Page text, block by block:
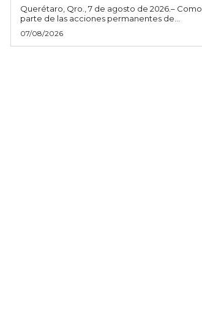
Querétaro, Qro., 7 de agosto de 2026.– Como
parte de las acciones permanentes de...
07/08/2026